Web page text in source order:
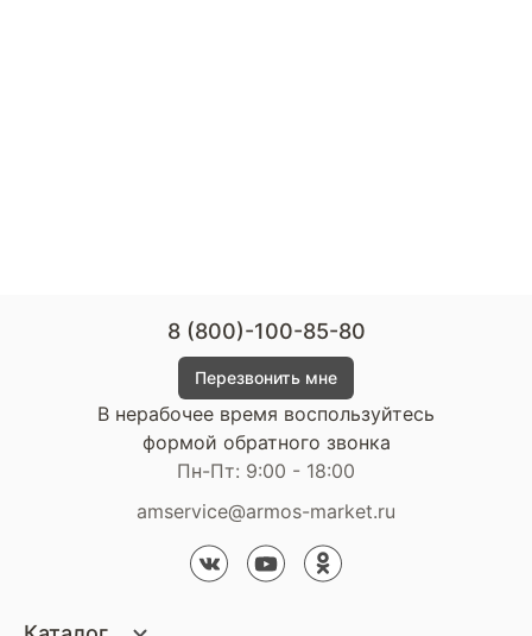
8 (800)-100-85-80
Перезвонить мне
В нерабочее время воспользуйтесь
формой обратного звонка
Пн-Пт: 9:00 - 18:00
amservice@armos-market.ru